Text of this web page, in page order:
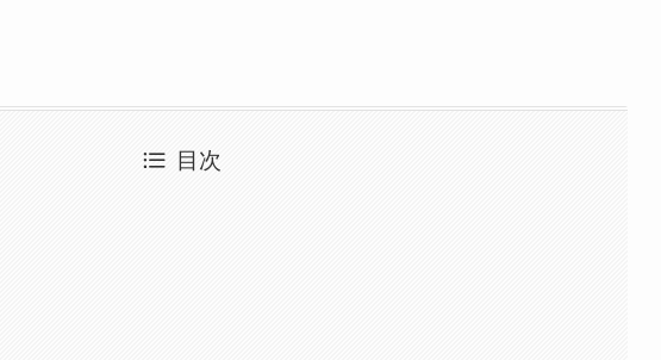
目次